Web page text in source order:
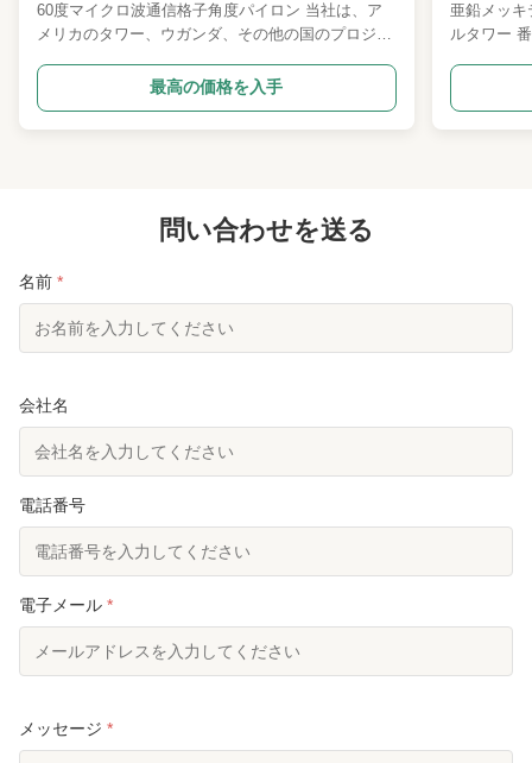
Installationmethod:ボルトでボルトで溶接
Windresistance: 時速200kmまで
Productname: 鋼鉄Monopoleタワー
Corrosionresistance:
Surfacetreatment: 溶融亜鉛メッキ
High Light:
送電線 モノポールのアンテナ塔
500kV の最高モノポール塔
60度マイクロ波通信格子角度パイロン 当社は、ア
メリカのタワー、ウガンダ、その他の国のプロジェ
な曲げ品質基準を設けています。 角度を制御し、
傾斜を制限することで、より優れた耐風性能を確保
しています。 そして、当社はこのような能力を持
速、運用風速、EPAまたはFPA、構造クラス、地形
クラス、たわみ角度 3 溶接基準 AWS D1.1または中
国国家送電網10kV送電線基準 4 HDG基準 ...
最高の価格を入手
亜鉛メッ
ルタワー
したアンテ
応じた風速
問い合わせを送る
名前 *
会社名
電話番号
電子メール *
メッセージ *